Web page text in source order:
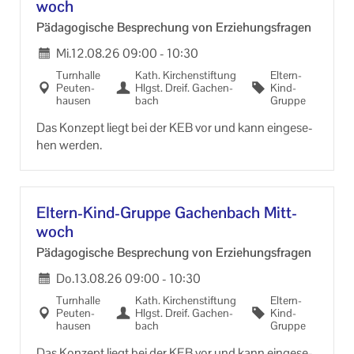
woch
Päd­ago­gi­sche Be­spre­chung von Er­zie­hungs­fra­gen
Mi.12.08.2609:00- 10:30
Turn­hal­le
Peu­ten­
hau­sen
Kath. Kir­chen­stif­tung
Hlgst. Dreif. Ga­chen­
bach
Eltern-​
Kind-
Gruppe
Das Kon­zept liegt bei der KEB vor und kann ein­ge­se­
hen wer­den.
Eltern-​Kind-Gruppe Ga­chen­bach Mitt­
woch
Päd­ago­gi­sche Be­spre­chung von Er­zie­hungs­fra­gen
Do.13.08.2609:00- 10:30
Turn­hal­le
Peu­ten­
hau­sen
Kath. Kir­chen­stif­tung
Hlgst. Dreif. Ga­chen­
bach
Eltern-​
Kind-
Gruppe
Impressum